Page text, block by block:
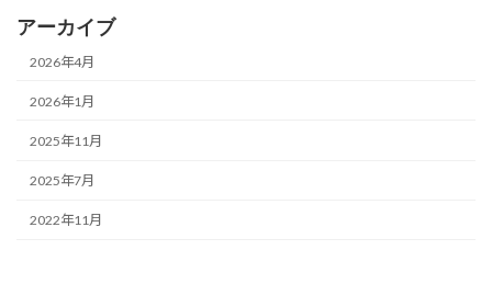
アーカイブ
2026年4月
2026年1月
2025年11月
2025年7月
2022年11月